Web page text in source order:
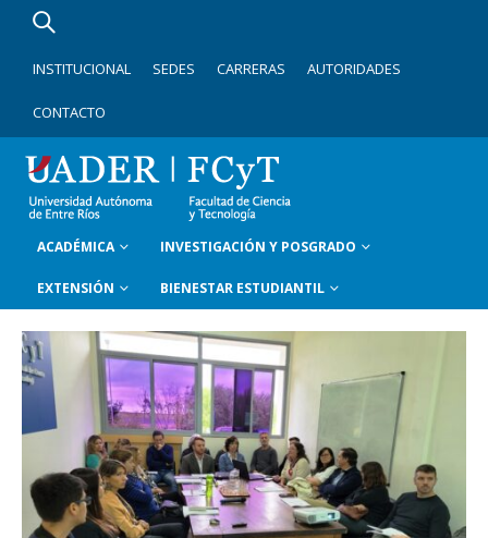
INSTITUCIONAL SEDES CARRERAS AUTORIDADES
CONTACTO
ACADÉMICA INVESTIGACIÓN Y POSGRADO
EXTENSIÓN BIENESTAR ESTUDIANTIL